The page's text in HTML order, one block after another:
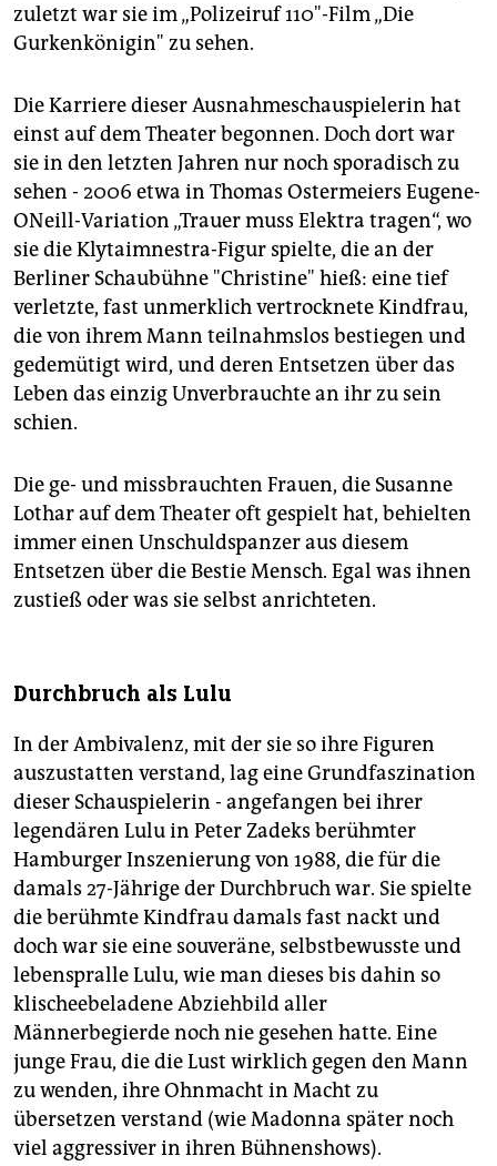
zuletzt war sie im „Polizeiruf 110"-Film „Die
Gurkenkönigin" zu sehen.
Die Karriere dieser Ausnahmeschauspielerin hat
einst auf dem Theater begonnen. Doch dort war
sie in den letzten Jahren nur noch sporadisch zu
sehen - 2006 etwa in Thomas Ostermeiers Eugene-
ONeill-Variation „Trauer muss Elektra tragen“, wo
sie die Klytaimnestra-Figur spielte, die an der
Berliner Schaubühne "Christine" hieß: eine tief
verletzte, fast unmerklich vertrocknete Kindfrau,
die von ihrem Mann teilnahmslos bestiegen und
gedemütigt wird, und deren Entsetzen über das
Leben das einzig Unverbrauchte an ihr zu sein
schien.
Die ge- und missbrauchten Frauen, die Susanne
Lothar auf dem Theater oft gespielt hat, behielten
immer einen Unschuldspanzer aus diesem
Entsetzen über die Bestie Mensch. Egal was ihnen
zustieß oder was sie selbst anrichteten.
Durchbruch als Lulu
In der Ambivalenz, mit der sie so ihre Figuren
auszustatten verstand, lag eine Grundfaszination
dieser Schauspielerin - angefangen bei ihrer
legendären Lulu in Peter Zadeks berühmter
Hamburger Inszenierung von 1988, die für die
damals 27-Jährige der Durchbruch war. Sie spielte
die berühmte Kindfrau damals fast nackt und
doch war sie eine souveräne, selbstbewusste und
lebenspralle Lulu, wie man dieses bis dahin so
klischeebeladene Abziehbild aller
Männerbegierde noch nie gesehen hatte. Eine
junge Frau, die die Lust wirklich gegen den Mann
zu wenden, ihre Ohnmacht in Macht zu
übersetzen verstand (wie Madonna später noch
viel aggressiver in ihren Bühnenshows).